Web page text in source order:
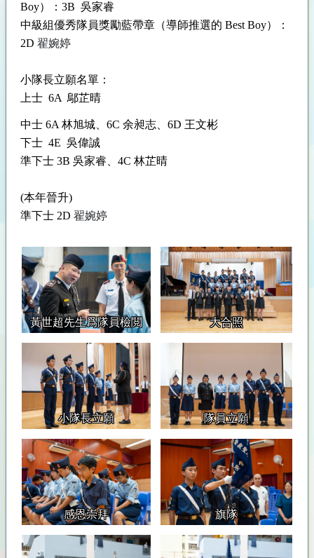
Boy）：3B 吳家睿
中級組優秀隊員獎勵藍帶章（導師推選的 Best Boy）：
2D 翟婉婷
小隊長立願名單：
上士 6A 鄔芷晴
中士 6A 林旭城、6C 余昶志、6D 王文彬
下士 4E 吳偉誠
準下士 3B 吳家睿、4C 林芷晴
(本年晉升)
準下士 2D 翟婉婷
黃世超先生爲隊員檢閲 大合照
小隊長立願 隊員立願
感恩崇拜 旗隊